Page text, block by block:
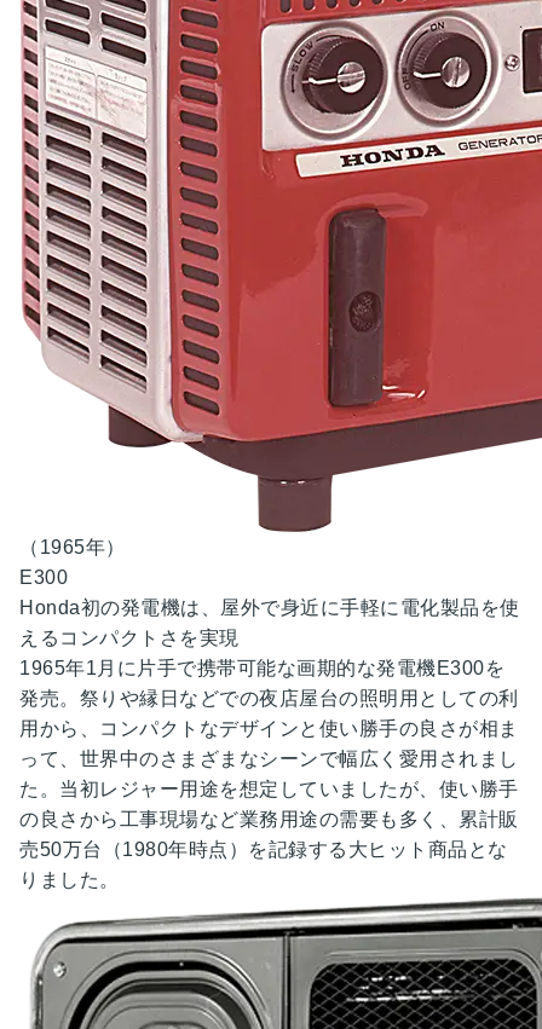
（1965年）
E300
Honda初の発電機は、
屋外で身近に手軽に 電化製品を使
える コンパクトさを実現
1965年1月に片手で携帯可能な画期的な発電機E300を
発売。祭りや縁日などでの夜店屋台の照明用としての利
用から、コンパクトなデザインと使い勝手の良さが相ま
って、世界中のさまざまなシーンで幅広く愛用されまし
た。当初レジャー用途を想定していましたが、使い勝手
の良さから工事現場など業務用途の需要も多く、累計販
売50万台（1980年時点）を記録する大ヒット商品とな
りました。